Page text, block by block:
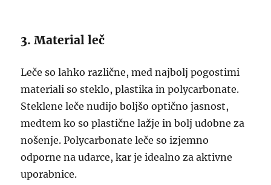
3. Material leč
Leče so lahko različne, med najbolj pogostimi
materiali so steklo, plastika in polycarbonate.
Steklene leče nudijo boljšo optično jasnost,
medtem ko so plastične lažje in bolj udobne za
nošenje. Polycarbonate leče so izjemno
odporne na udarce, kar je idealno za aktivne
uporabnice.